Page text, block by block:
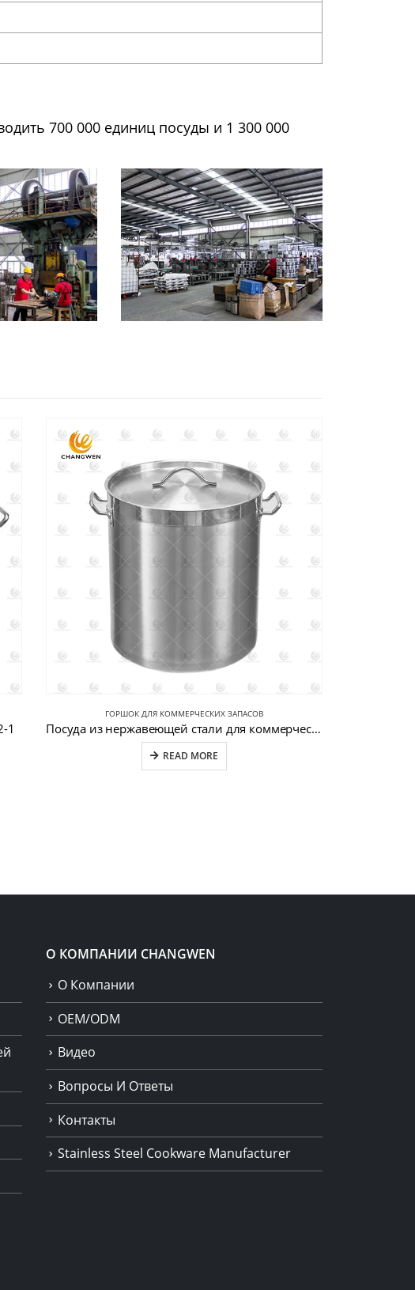
700 000 единиц посуды и 1 300 000
1
ГОРШОК ДЛЯ КОММЕРЧЕСКИХ ЗАПАСОВ
Посуда из нержавеющей стали для коммерческой кухни CW-S032-4
READ MORE
О КОМПАНИИ CHANGWEN
О Компании
OEM/ODM
Видео
Вопросы И Ответы
Контакты
Stainless Steel Cookware Manufacturer